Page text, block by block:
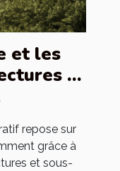
et les
et
France
repose sur
grâce à
et sous-